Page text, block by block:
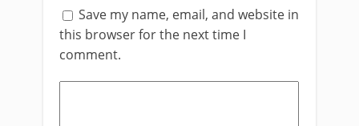
Save my name, email, and website in
this browser for the next time I
comment.